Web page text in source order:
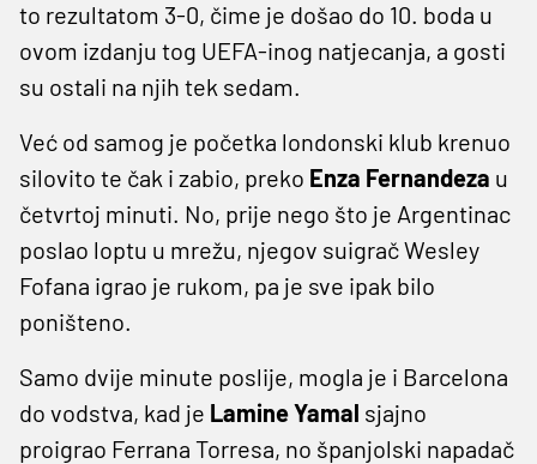
to rezultatom 3-0, čime je došao do 10. boda u
ovom izdanju tog UEFA-inog natjecanja, a gosti
su ostali na njih tek sedam.
Već od samog je početka londonski klub krenuo
silovito te čak i zabio, preko Enza Fernandeza u
četvrtoj minuti. No, prije nego što je Argentinac
poslao loptu u mrežu, njegov suigrač Wesley
Fofana igrao je rukom, pa je sve ipak bilo
poništeno.
Samo dvije minute poslije, mogla je i Barcelona
do vodstva, kad je Lamine Yamal sjajno
proigrao Ferrana Torresa, no španjolski napadač